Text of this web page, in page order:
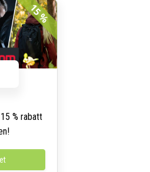
15 %
% rabatt